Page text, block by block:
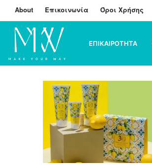
About Επικοινωνία Όροι Χρήσης
ΕΠΙΚΑΙΡΟΤΗΤΑ